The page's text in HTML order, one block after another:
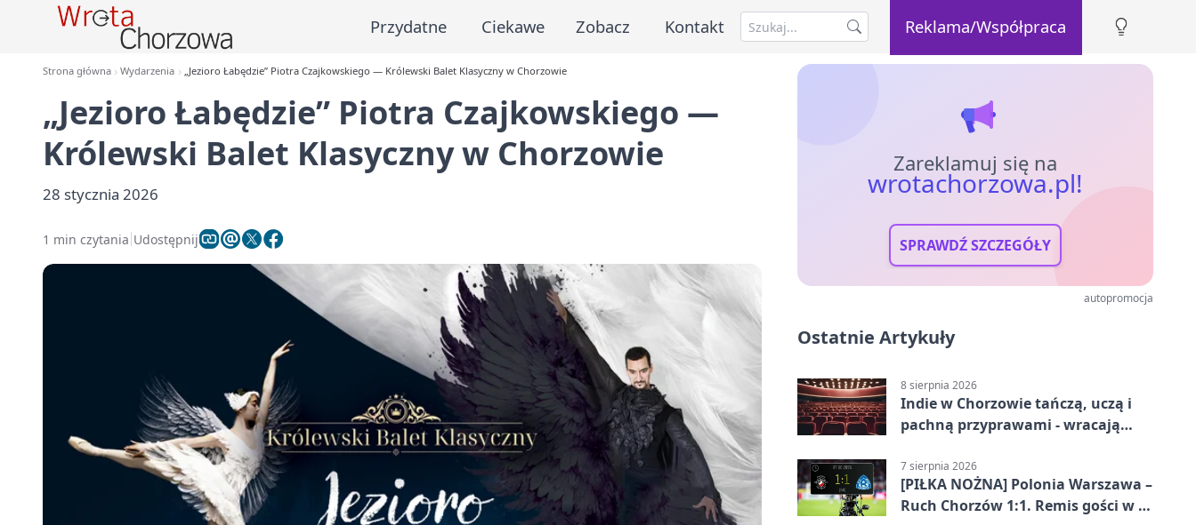
Przydatne Ciekawe Zobacz Kontakt Reklama/Współpraca
Strona główna Wydarzenia „Jezioro Łabędzie” Piotra Czajkowskiego — Królewski Balet Klasyczny w Chorzowie
„Jezioro Łabędzie” Piotra Czajkowskiego —
Królewski Balet Klasyczny w Chorzowie
28 stycznia 2026
1 min czytania Udostępnij
Zareklamuj się na
wrotachorzowa.pl!
SPRAWDŹ SZCZEGÓŁY
autopromocja
Ostatnie Artykuły
8 sierpnia 2026
Indie w Chorzowie tańczą, uczą i
pachną przyprawami - wracają
7 sierpnia 2026
[PIŁKA NOŻNA] Polonia Warszawa –
Ruch Chorzów 1:1. Remis gości w 3.